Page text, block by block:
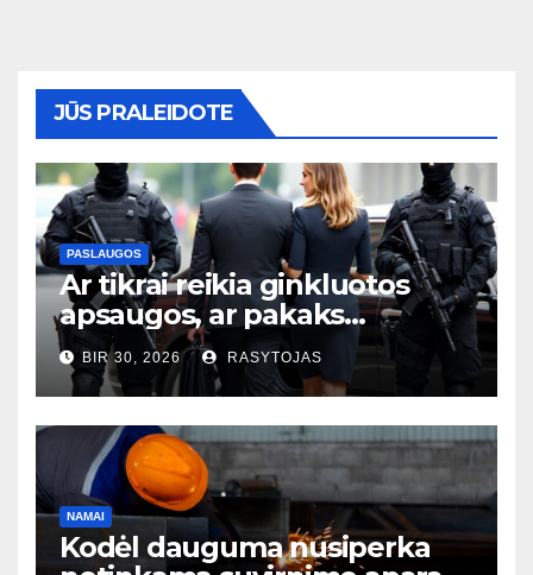
JŪS PRALEIDOTE
PASLAUGOS
Ar tikrai reikia ginkluotos
apsaugos, ar pakaks
išmaniųjų kamerų?
BIR 30, 2026 RASYTOJAS
NAMAI
Kodėl dauguma nusiperka